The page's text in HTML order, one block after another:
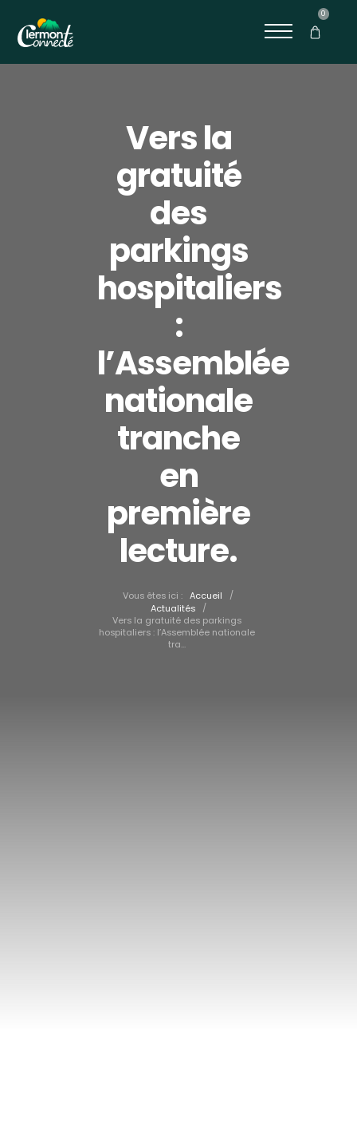
0
Vers la
gratuité
des
parkings
hospitaliers
:
l’Assemblée
nationale
tranche
en
première
lecture.
Vous êtes ici : Accueil
/
Actualités
/
Vers la gratuité des parkings
hospitaliers : l’Assemblée nationale
tra...